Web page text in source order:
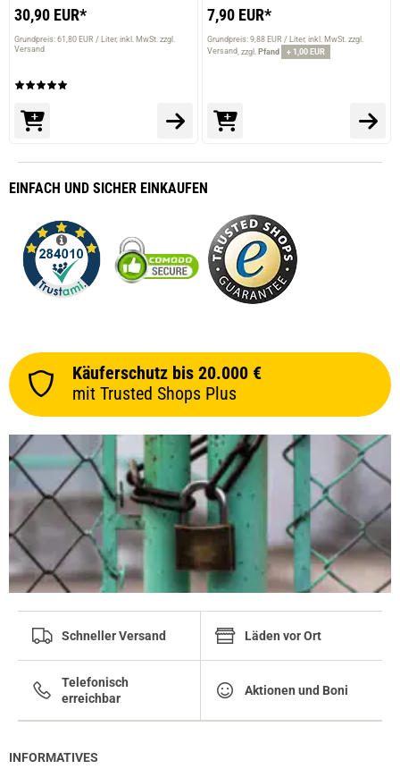
30,90 EUR*
Grundpreis: 61,80 EUR / Liter inkl. MwSt. zzgl.
Versand
7,90 EUR*
Grundpreis: 9,88 EUR / Liter inkl. MwSt. zzgl.
Versand zzgl. Pfand + 1,00 EUR
EINFACH UND SICHER EINKAUFEN
Käuferschutz bis 20.000 €
mit Trusted Shops Plus
Schneller Versand Läden vor Ort
Telefonisch
erreichbar
Aktionen und Boni
INFORMATIVES